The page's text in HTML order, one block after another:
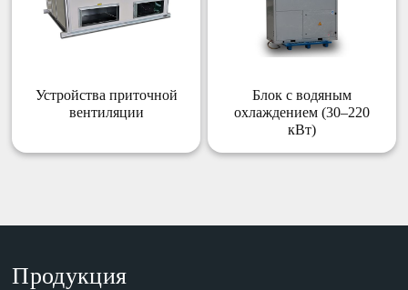
Устройства приточной
вентиляции
Блок с водяным
охлаждением (30–220
кВт)
Продукция